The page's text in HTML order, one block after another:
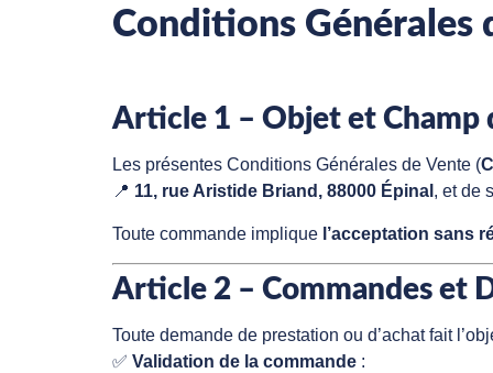
Conditions Générales
Article 1 – Objet et Champ
Les présentes Conditions Générales de Vente (
📍 11, rue Aristide Briand, 88000 Épinal , et de
Toute commande implique l’acceptation sans
Article 2 – Commandes et
Toute demande de prestation ou d’achat fait
✅ Validation de la commande :